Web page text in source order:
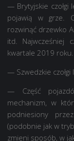
— Brytyjskie czołgi
pojawią w grze.
rozwinąć drzewko
itd. Najwcześniej
kwartale 2019 roku.
— Szwedzkie
— Część p
mechanizm, w
podniesiony
(podobnie jak w
zmieni sposób, w